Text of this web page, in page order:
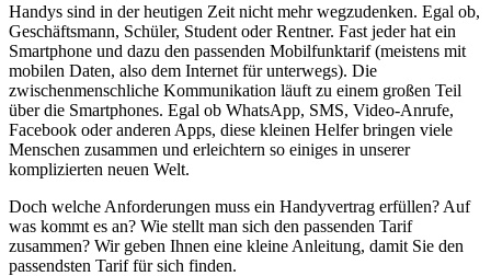
Handys sind in der heutigen Zeit nicht mehr wegzudenken. Egal ob,
Geschäftsmann, Schüler, Student oder Rentner. Fast jeder hat ein
Smartphone und dazu den passenden Mobilfunktarif (meistens mit
mobilen Daten, also dem Internet für unterwegs). Die
zwischenmenschliche Kommunikation läuft zu einem großen Teil
über die Smartphones. Egal ob WhatsApp, SMS, Video-Anrufe,
Facebook oder anderen Apps, diese kleinen Helfer bringen viele
Menschen zusammen und erleichtern so einiges in unserer
komplizierten neuen Welt.
Doch welche Anforderungen muss ein Handyvertrag erfüllen? Auf
was kommt es an? Wie stellt man sich den passenden Tarif
zusammen? Wir geben Ihnen eine kleine Anleitung, damit Sie den
passendsten Tarif für sich finden.